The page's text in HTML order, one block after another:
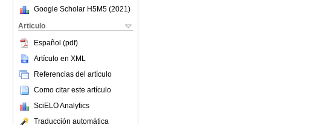
Google Scholar H5M5 (2021 )
Articulo
Español (pdf)
Artículo en XML
Referencias del artículo
Como citar este artículo
SciELO Analytics
Traducción automática